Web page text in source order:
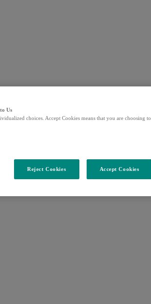
Us
choices. Accept Cookies means that you are choosing to
Reject Cookies Accept Cookies